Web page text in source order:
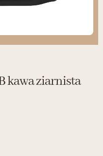
kawa ziarnista